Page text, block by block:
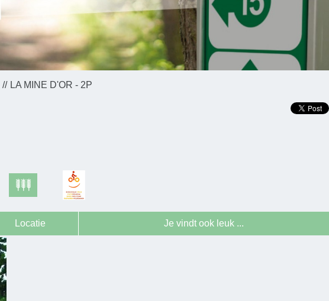
LA MINE D'OR - 2P
Locatie Je vindt ook leuk ...